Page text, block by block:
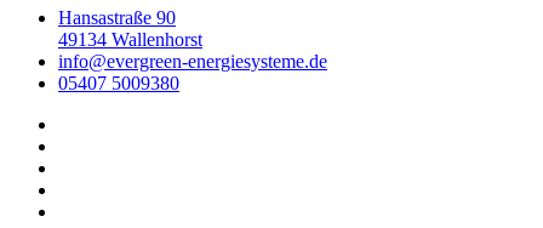
Hansastraße 90
49134 Wallenhorst
info@evergreen-energiesysteme.de
05407 5009380